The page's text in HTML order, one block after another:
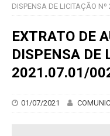
DISPENSA DE LICITAÇÃO
EXTRATO DE
DISPENSA DE
2021.07.01/
01/07/2021